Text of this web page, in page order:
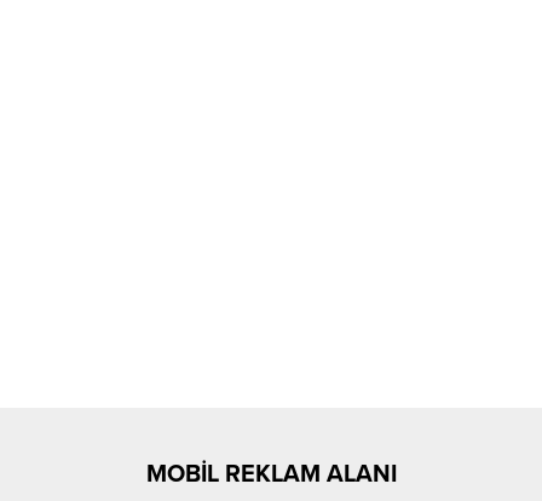
MOBİL REKLAM ALANI